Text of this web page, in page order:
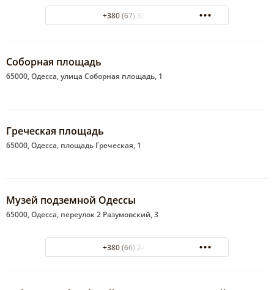
+380 (67) 35-32-221
Соборная площадь
65000, Одесса, улица Соборная площадь, 1
Греческая площадь
65000, Одесса, площадь Греческая, 1
Музей подземной Одессы
65000, Одесса, переулок 2 Разумовский, 3
+380 (66) 241-50-96